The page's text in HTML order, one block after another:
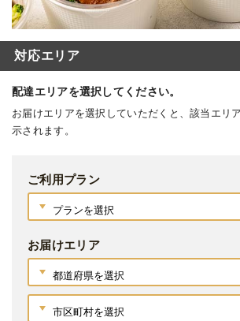
対応エリア
配達エリアを選択してください。
お届けエリアを選択していただくと、該当エリ
示されます。
ご利用プラン
お届けエリア